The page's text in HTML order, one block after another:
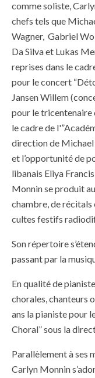
comme soliste,
chefs tels que
Wagner, Gabriel
Da Silva et Lukas
reprises dans le
pour le concert
Jansen Willem
pour le tricentenaire
le cadre de
direction de Michael
et l’opportunité de
libanais Eliya
Monnin se produit
chambre, de récitals
cultes festifs
Son répertoire
passant par la
En qualité de
chorales, chanteurs
ans la pianiste pour
Choral” sous la
Parallèlement à ses
Carlyn Monnin